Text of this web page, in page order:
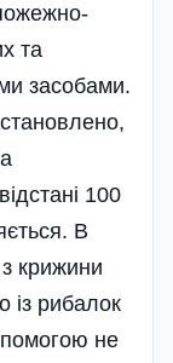
та
засобами.
100
В
з крижини
із рибалок
не